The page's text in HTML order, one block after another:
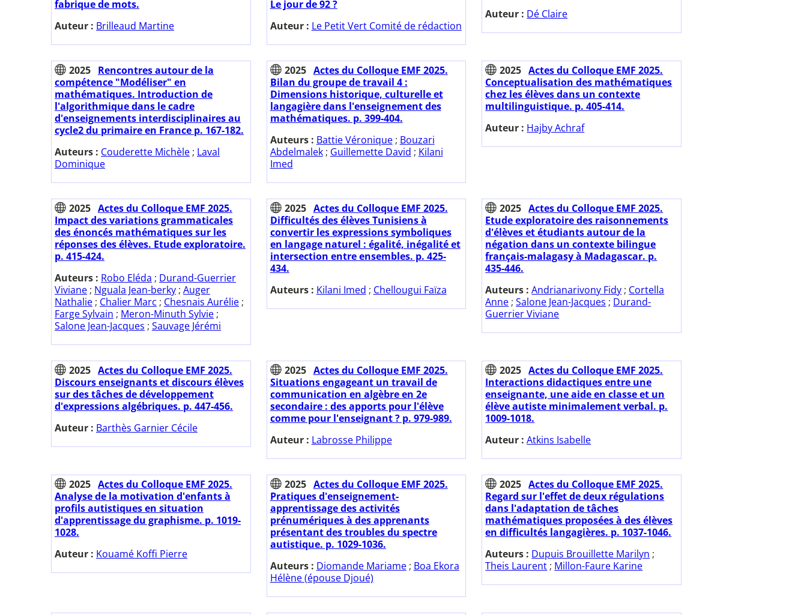
fabrique de mots.
Auteur : Brilleaud Martine
Le jour de 92 ?
Auteur : Le Petit Vert Comité de rédaction
Auteur : Dé Claire
2025 Rencontres autour de la
compétence "Modéliser" en
mathématiques. Introduction de
l'algorithmique dans le cadre
d'enseignements interdisciplinaires au
cycle2 du primaire en France p. 167-182.
Auteurs : Couderette Michèle ; Laval
Dominique
2025 Actes du Colloque EMF 2025.
Bilan du groupe de travail 4 :
Dimensions historique, culturelle et
langagière dans l'enseignement des
mathématiques. p. 399-404.
Auteurs : Battie Véronique; Bouzari
Abdelmalek; Guillemette David ; Kilani
Imed
2025 Actes du Colloque EMF 2025.
Conceptualisation des mathématiques
chez les élèves dans un contexte
multilinguistique. p. 405-414.
Auteur : Hajby Achraf
2025 Actes du Colloque EMF 2025.
Impact des variations grammaticales
des énoncés mathématiques sur les
réponses des élèves. Etude exploratoire.
p. 415-424.
Auteurs : Robo Eléda ; Durand-Guerrier
Viviane ; Nguala Jean-berky ; Auger
Nathalie ; Chalier Marc ; Chesnais Aurélie ;
Farge Sylvain ; Meron-Minuth Sylvie ;
Salone Jean-Jacques ; Sauvage Jérémi
2025 Actes du Colloque EMF 2025.
Difficultés des élèves Tunisiens à
convertir les expressions symboliques
en langage naturel : égalité, inégalité et
intersection entre ensembles. p. 425-
434.
Auteurs : Kilani Imed ; Chellougui Faïza
2025 Actes du Colloque EMF 2025.
Etude exploratoire des raisonnements
d'élèves et étudiants autour de la
négation dans un contexte bilingue
français-malagasy à Madagascar. p.
435-446.
Auteurs :Andrianarivony Fidy ; Cortella
Anne ;Salone Jean-Jacques ; Durand-
Guerrier Viviane
2025 Actes du Colloque EMF 2025.
Discours enseignants et discours élèves
sur des tâches de développement
d'expressions algébriques. p. 447-456.
Auteur : Barthès Garnier Cécile
2025 Actes du Colloque EMF 2025.
Situations engageant un travail de
communication en algèbre en 2e
secondaire : des apports pour l'élève
comme pour l'enseignant ? p. 979-989.
Auteur : Labrosse Philippe
2025 Actes du Colloque EMF 2025.
Interactions didactiques entre une
enseignante, une aide en classe et un
élève autiste minimalement verbal. p.
1009-1018.
Auteur :Atkins Isabelle
2025 Actes du Colloque EMF 2025.
Analyse de la motivation d'enfants à
profils autistiques en situation
d'apprentissage du graphisme. p. 1019-
1028.
Auteur : Kouamé Koffi Pierre
2025 Actes du Colloque EMF 2025.
Pratiques d'enseignement-
apprentissage des activités
prénumériques à des apprenants
présentant des troubles du spectre
autistique. p. 1029-1036.
Auteurs : Diomande Mariame; Boa Ekora
Hélène (épouse Djoué)
2025 Actes du Colloque EMF 2025.
Regard sur l'effet de deux régulations
dans l'adaptation de tâches
mathématiques proposées à des élèves
en difficultés langagières. p. 1037-1046.
Auteurs : Dupuis Brouillette Marilyn ;
Theis Laurent ; Millon-Faure Karine